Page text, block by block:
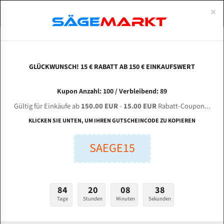
DINGFENG G 4232 für 4115 mm Bi-Metall
Bandsägeblätter
Länge (mm):
Stärken + Zahnteilung:
mm
ABOUTS
ENGLISH
Bi-Metall Meterware
Fleischerei Bandsägeblätter
Bandmesser Glatt Meterware
Konvex Meterware
×
GLÜCKWUNSCH! 15 € RABATT AB 150 € EINKAUFSWERT
Kupon Anzahl: 100 / Verbleibend: 89
Gültig für Einkäufe ab150.00 EUR- 15.00 EURRabatt-Coupon...
KLICKEN SIE UNTEN, UM IHREN GUTSCHEINCODE ZU KOPIEREN
SAEGE15
84
Tage
20
Stunden
08
Minuten
37
Sekunden